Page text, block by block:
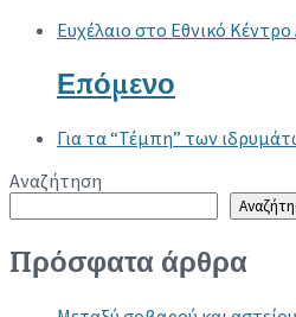
Ευχέλαιο στο Εθνικό
Επόμενο
Για τα “Τέμπη” των
Αναζήτηση
Πρόσφατα άρθρα